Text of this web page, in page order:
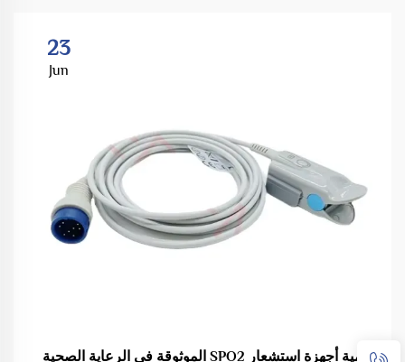
23
Jun
أهمية أجهزة استشعار SPO2 الموثوقة في الرعاية الصحية